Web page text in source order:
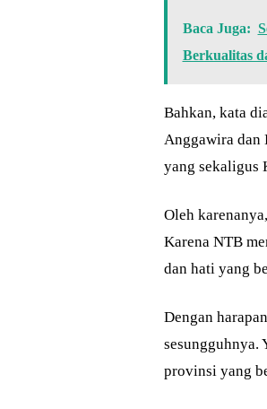
Baca Juga:
Berkualitas
Bahkan, kata
Anggawira dan
yang sekaligus
Oleh
Karena NTB
dan hati yang
Dengan
sesungguhnya.
provinsi yang